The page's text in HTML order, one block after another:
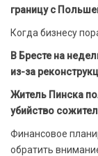
границу с
Когда бизнесу
В Бресте на
из-за
Житель Пинска
убийство
Финансовое
обратить